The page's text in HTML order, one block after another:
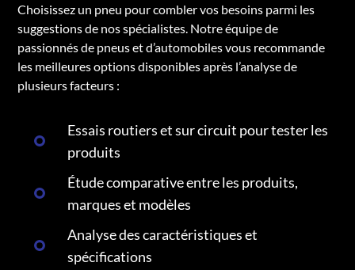
Choisissez un pneu pour combler vos besoins parmi les
suggestions de nos spécialistes. Notre équipe de
passionnés de pneus et d’automobiles vous recommande
les meilleures options disponibles après l’analyse de
plusieurs facteurs :
Essais routiers et sur circuit pour tester les
produits
Étude comparative entre les produits,
marques et modèles
Analyse des caractéristiques et
spécifications